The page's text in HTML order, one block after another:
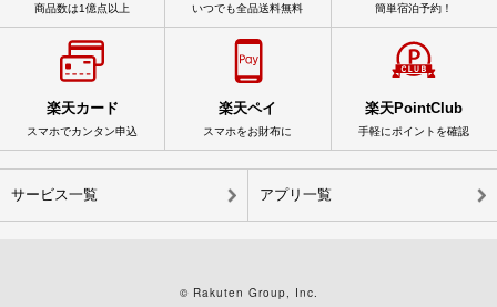
商品数は1億点以上 いつでも全品送料無料 簡単宿泊予約！
楽天カード
スマホでカンタン申込
楽天ペイ
スマホをお財布に
楽天PointClub
手軽にポイントを確認
サービス一覧 アプリ一覧
© Rakuten Group, Inc.